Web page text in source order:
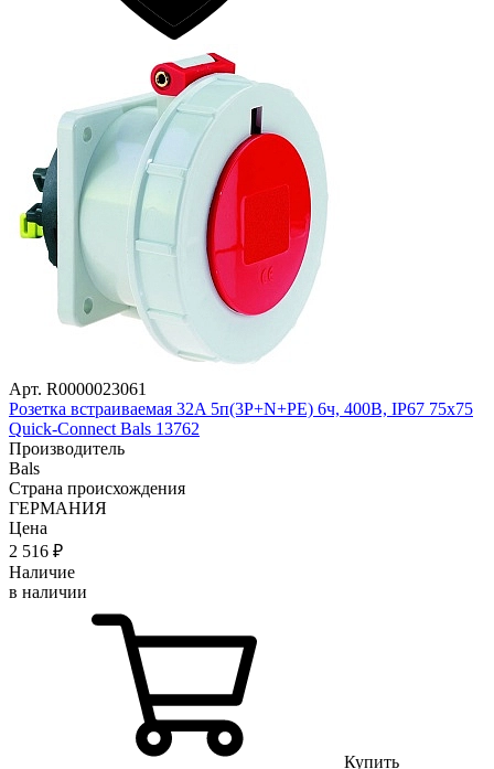
Арт. R0000023061
Розетка встраиваемая 32A 5п(3P+N+PE) 6ч, 400В, IP67 75х75
Quick-Connect Bals 13762
Производитель
Bals
Страна происхождения
ГЕРМАНИЯ
Цена
2 516 ₽
Наличие
в наличии
Купить